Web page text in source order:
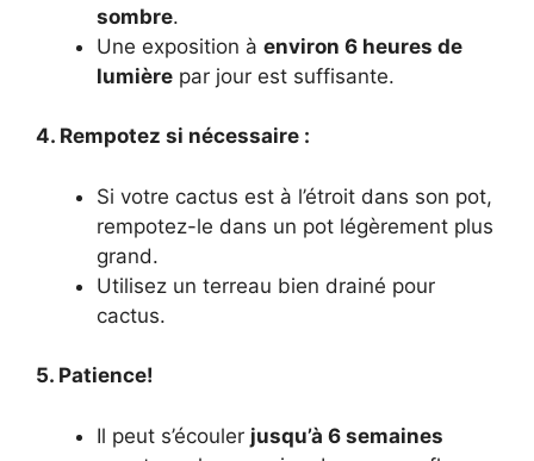
sombre.
Une exposition à environ 6 heures de
lumière par jour est suffisante.
4. Rempotez si nécessaire :
Si votre cactus est à l’étroit dans son pot,
rempotez-le dans un pot légèrement plus
grand.
Utilisez un terreau bien drainé pour
cactus.
5. Patience!
Il peut s’écouler jusqu’à 6 semaines